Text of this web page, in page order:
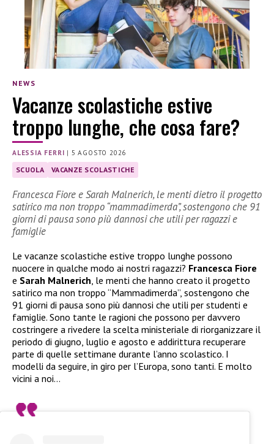
NEWS
Vacanze scolastiche estive
troppo lunghe, che cosa fare?
ALESSIA FERRI | 5 AGOSTO 2026
SCUOLA VACANZE SCOLASTICHE
Francesca Fiore e Sarah Malnerich, le menti dietro il progetto
satirico ma non troppo “mammadimerda”, sostengono che 91
giorni di pausa sono più dannosi che utili per ragazzi e
famiglie
Le vacanze scolastiche estive troppo lunghe possono
nuocere in qualche modo ai nostri ragazzi? Francesca Fiore
e Sarah Malnerich , le menti che hanno creato il progetto
satirico ma non troppo “Mammadimerda”, sostengono che
91 giorni di pausa sono più dannosi che utili per studenti e
famiglie. Sono tante le ragioni che possono per davvero
costringere a rivedere la scelta ministeriale di riorganizzare il
periodo di giugno, luglio e agosto e addirittura recuperare
parte di quelle settimane durante l’anno scolastico. I
modelli da seguire, in giro per l’Europa, sono tanti. E molto
vicini a noi…